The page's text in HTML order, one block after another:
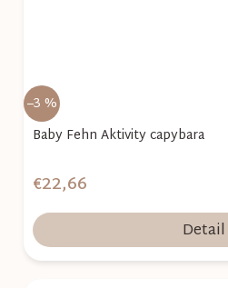
–3 %
Baby Fehn Aktivity capybara
€22,66
Detail